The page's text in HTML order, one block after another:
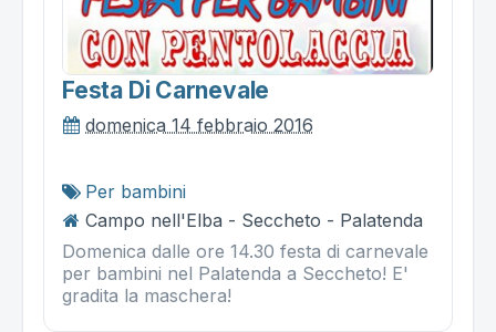
Festa Di Carnevale
domenica 14 febbraio 2016
Per bambini
Campo nell'Elba - Seccheto - Palatenda
Domenica dalle ore 14.30 festa di carnevale
per bambini nel Palatenda a Seccheto! E'
gradita la maschera!